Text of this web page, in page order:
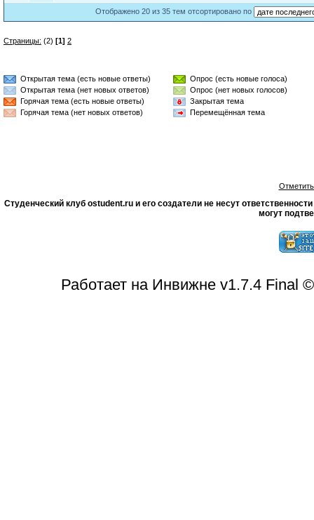
Отображено 20 из 35 тем отсортировано по
Страницы: (2) [1] 2
Открытая тема (есть новые ответы)
Открытая тема (нет новых ответов)
Горячая тема (есть новые ответы)
Горячая тема (нет новых ответов)
Опрос (есть новые голоса)
Опрос (нет новых голосов)
Закрытая тема
Перемещённая тема
Студенческий клуб ostudent.ru и его создатели не несут
могут
Работает на Инвижне v1.7.4 Final